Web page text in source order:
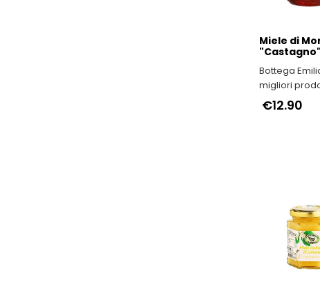
Miele di
"Castagno"
Bottega
migliori
e IGP
Romagna
€12.90